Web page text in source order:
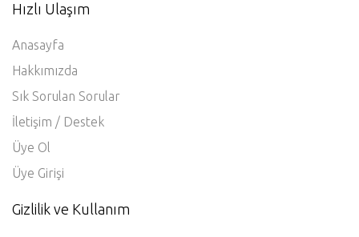
Hızlı Ulaşım
Anasayfa
Hakkımızda
Sık Sorulan Sorular
İletişim / Destek
Üye Ol
Üye Girişi
Gizlilik ve Kullanım